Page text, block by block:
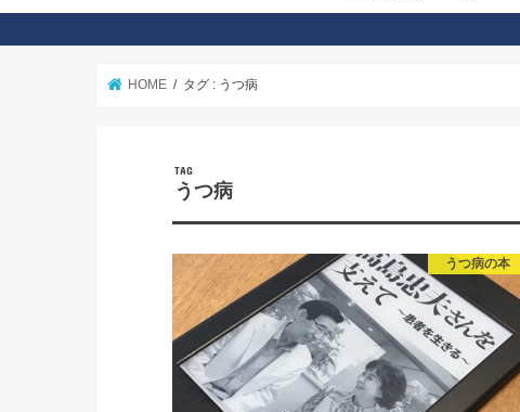
HOME タグ : うつ病
TAG
うつ病
うつ病の本